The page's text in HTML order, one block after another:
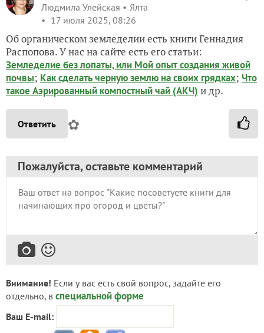
Людмила Улейская
Ялта
17 июля 2025, 08:26
Об органическом земледелии есть книги Геннадия
Распопова. У нас на сайте есть его статьи:
Земледелие без лопаты, или Мой опыт создания живой
почвы; Как сделать черную землю на своих грядках; Что
такое Аэрированный компостный чай (АКЧ) и др.
Ответить ✿
Пожалуйста, оставьте комментарий
Внимание! Если у вас есть свой вопрос, задайте его
отдельно, в специальной форме
Ваш E-mail: